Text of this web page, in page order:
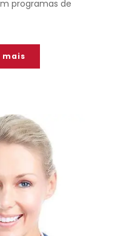
programas de
mais